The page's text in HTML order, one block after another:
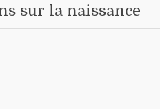
sur la naissance